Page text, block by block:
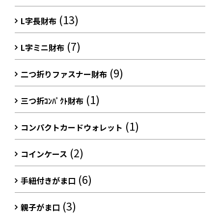
L字長財布 (13)
L字ミニ財布 (7)
二つ折りファスナー財布 (9)
三つ折ｺﾝﾊﾟｸﾄ財布 (1)
コンパクトカードウォレット (1)
コインケース (2)
手紐付きがま口 (6)
親子がま口 (3)